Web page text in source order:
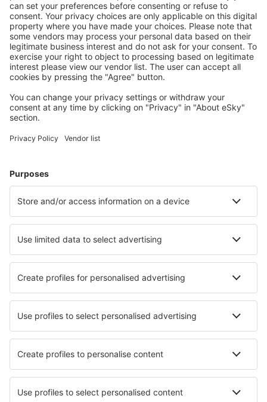
Memmingen Allgau (FMM)
Nurnberg Airport (NUE)
Munster Osnabruck (FMO)
Paderborn Lippstadt (PAD)
Rostock-Laage (RLG)
Saarbrücken